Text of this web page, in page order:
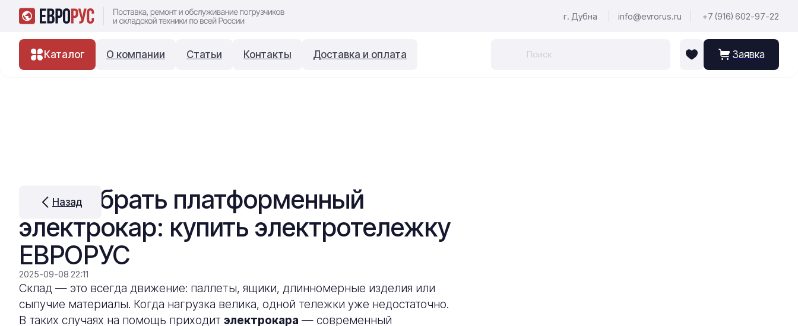
г. Дубна info@evrorus.ru +7 (916) 602-97-22
Каталог О компании Статьи Контакты Доставка и оплата Заявка
Назад
Как выбрать платформенный
электрокар: купить электротележку
ЕВРОРУС
2025-09-08 22:11
Склад — это всегда движение: паллеты, ящики, длинномерные изделия или
сыпучие материалы. Когда нагрузка велика, одной тележки уже недостаточно.
В таких случаях на помощь приходит электрокара — современный